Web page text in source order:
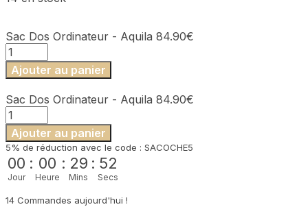
Sac Dos Ordinateur - Aquila 84.90€
quantité
de
Sac
Ordinateur
-
Aquila
Ajouter au panier
Sac Dos Ordinateur - Aquila 84.90€
quantité
de
Sac
Dos
Ordinateur
-
Aquila
Ajouter au panier
5% de réduction avec le code : SACOCHE5
00
Jour
: 00
Heure
: 29
Mins
: 52
Secs
14 Commandes aujourd'hui !